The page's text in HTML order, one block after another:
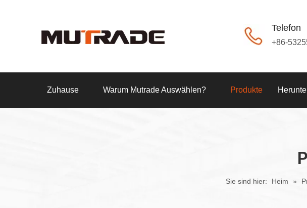
Telefon
+86-
Zuhause Warum Mutrade Auswählen? Produkte
Sie sind hier: Heim »